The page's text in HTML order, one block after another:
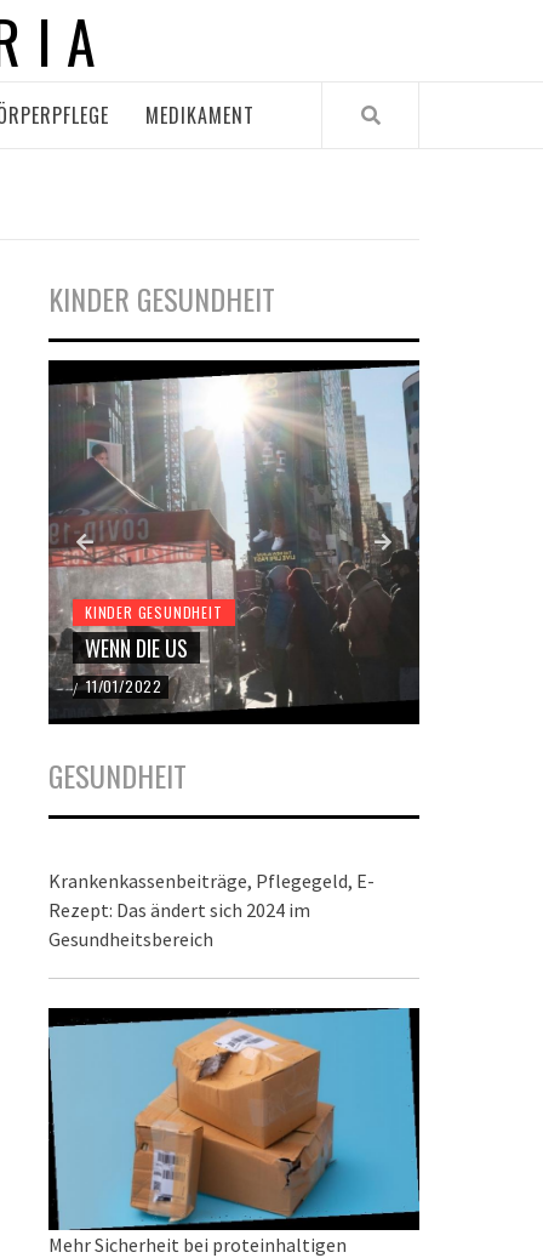
MEDIKAMENT
KINDER GESUNDHEIT
KINDER GESUNDHEIT
WENN DIE US
/ 11/01/2022
GESUNDHEIT
Krankenkassenbeiträge, Pflegegeld, E-
Rezept: Das ändert sich 2024 im
Gesundheitsbereich
Mehr Sicherheit bei proteinhaltigen